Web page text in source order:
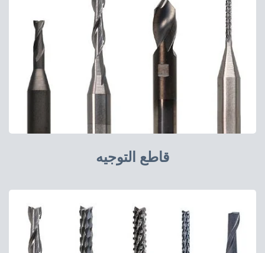
قاطع التوجيه